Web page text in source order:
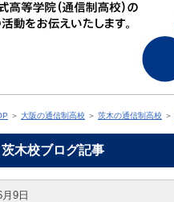
＞ 大阪の通信制高校 ＞ 茨木の通信制高校 ＞
木校ブログ記事
9日